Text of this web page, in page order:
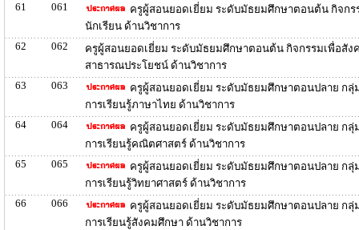
61
061
ครูผู้สอนยอดเยี่ยม ระดับมัธยมศึกษาตอนต้น กิจกร
นักเรียน ด้านวิชาการ
62
062
ครูผู้สอนยอดเยี่ยม ระดับมัธยมศึกษาตอนต้น กิจกรรมเพื่อสัง
สาธารณประโยชน์ ด้านวิชาการ
63
063
ครูผู้สอนยอดเยี่ยม ระดับมัธยมศึกษาตอนปลาย กลุ่
การเรียนรู้ภาษาไทย ด้านวิชาการ
64
064
ครูผู้สอนยอดเยี่ยม ระดับมัธยมศึกษาตอนปลาย กลุ่
การเรียนรู้คณิตศาสตร์ ด้านวิชาการ
65
065
ครูผู้สอนยอดเยี่ยม ระดับมัธยมศึกษาตอนปลาย กลุ่
การเรียนรู้วิทยาศาสตร์ ด้านวิชาการ
66
066
ครูผู้สอนยอดเยี่ยม ระดับมัธยมศึกษาตอนปลาย กลุ่
การเรียนรู้สังคมศึกษา ด้านวิชาการ